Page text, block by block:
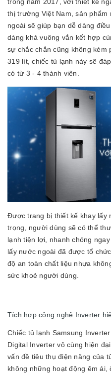
thị trường Việt Nam, sản phẩm
ngoài sẽ giúp bạn dễ dàng
dáng khá vuông vắn kết hợp
sự chắc chắn cũng không kém
319 lít, chiếc tủ lạnh này sẽ
có từ 3 - 4 thành viên.
Được trang bị thiết kế khay lấy
trọng, người dùng sẽ có thể
lạnh tiện lợi, nhanh chóng
lấy nước ngoài đã được tổ
độ an toàn chất liệu nhựa
sức khoẻ người dùng.
Tích hợp công nghệ Inverter
Chiếc tủ lạnh Samsung
Digital Inverter vô cùng hiện
vấn đề tiêu thụ điện năng của
không những hoạt động êm